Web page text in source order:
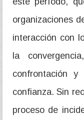
organizaciones
interacción con
la
confrontación
confianza. Sin
proceso de